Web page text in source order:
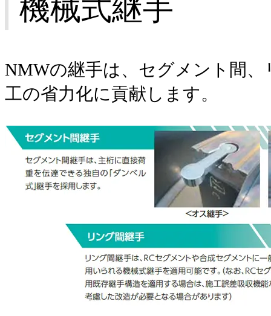
機械式継手
NMWの継手は、セグメント間
工の省力化に貢献します。